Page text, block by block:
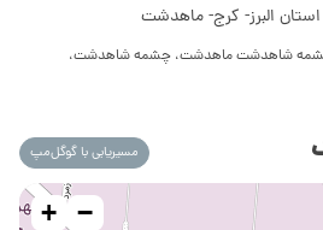
استان البرز- کرج- ماهدشت
شاهدشت ماهدشت، چشمه شاهدشت،
مسیریابی با گوگل‌مپ
+ −